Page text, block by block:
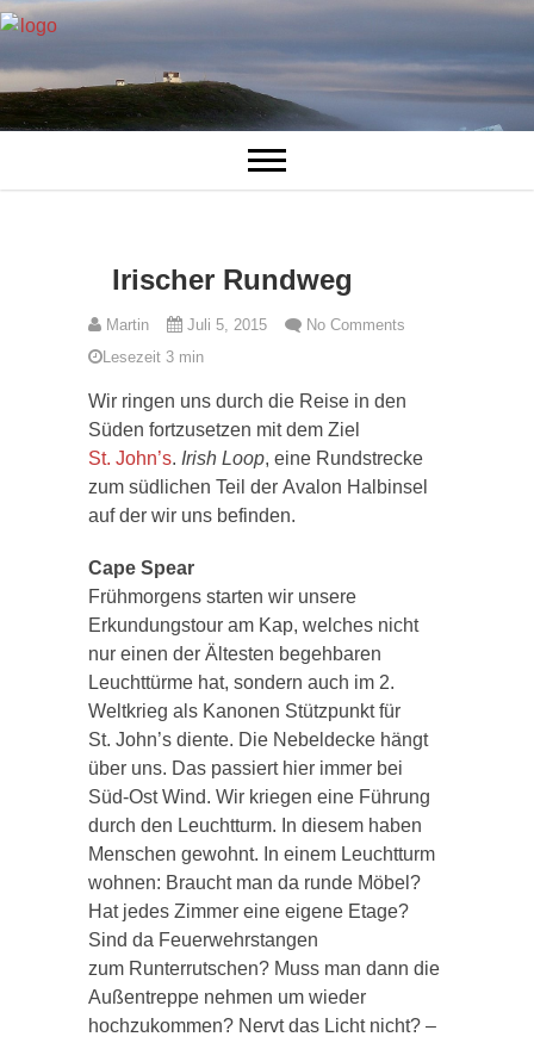
Irischer Rundweg
Martin Juli 5, 2015
No Comments
Lesezeit 3 min
Wir ringen uns durch die Reise in den
Süden fortzusetzen mit dem Ziel
St. John’s. Irish Loop, eine Rundstrecke
zum südlichen Teil der Avalon Halbinsel
auf der wir uns befinden.
Cape Spear
Frühmorgens starten wir unsere
Erkundungstour am Kap, welches nicht
nur einen der Ältesten begehbaren
Leuchttürme hat, sondern auch im 2.
Weltkrieg als Kanonen Stützpunkt für
St. John’s diente. Die Nebeldecke hängt
über uns. Das passiert hier immer bei
Süd-Ost Wind. Wir kriegen eine Führung
durch den Leuchtturm. In diesem haben
Menschen gewohnt. In einem Leuchtturm
wohnen: Braucht man da runde Möbel?
Hat jedes Zimmer eine eigene Etage?
Sind da Feuerwehrstangen
zum Runterrutschen? Muss man dann die
Außentreppe nehmen um wieder
hochzukommen? Nervt das Licht nicht? –